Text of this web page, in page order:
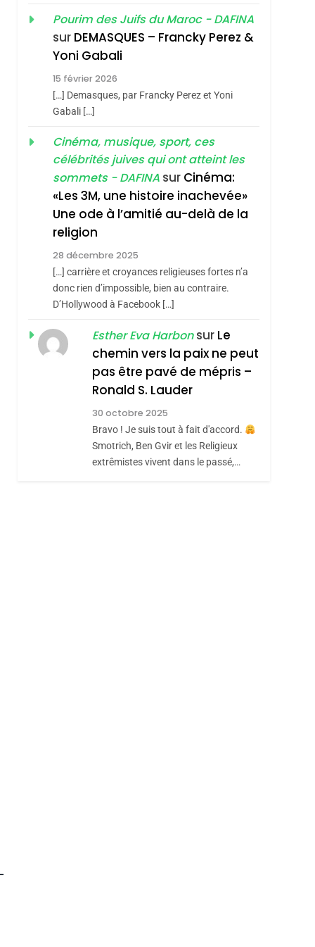
Dis Guerre»: La
Nouvelle Chanson De
Boy George
ISRAÉL JUDAISME
Accords D’Isaac:
L’alliance Pourrait
S’étendre À 13 Pays
D’Amérique Latine
ISRAÉL JUDAISME
5
Meurtrière Selon Le
Rapport D’ADL
Contre
L’antisémitisme
FRANCE ISRAÉL
FIÈRE, DIGNE ET
RÉSILIENTE :
POURQUOI JE
REVENDIQUE MA
JUDAÏTE Par Thérèse
Zrihen-Dvir
ISRAÉL JUDAISME
CE QUI NOUS
MANQUE – Jacques
Hadida
JUDAISME
Maroc : Les Amandes
Pourim des Juifs du Maroc - DAFINA
sur DEMASQUES – Francky Perez &
Yoni Gabali
15 février 2026
[…] Demasques, par Francky Perez et Yoni
Gabali […]
Cinéma, musique, sport, ces
célébrités juives qui ont atteint les
sommets - DAFINA sur Cinéma:
«Les 3M, une histoire inachevée»
Une ode à l’amitié au-delà de la
religion
28 décembre 2025
[…] carrière et croyances religieuses fortes n’a
donc rien d’impossible, bien au contraire.
D’Hollywood à Facebook […]
Esther Eva Harbonsur Le
chemin vers la paix ne peut
pas être pavé de mépris –
Ronald S. Lauder
30 octobre 2025
Bravo ! Je suis tout à fait d'accord.
Smotrich, Ben Gvir et les Religieux
extrêmistes vivent dans le passé,…
Zrihen-